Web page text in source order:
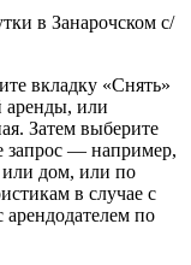
в Занарочском с/
вкладку «Снять»
аренды, или
Затем выберите
запрос — например,
или дом, или по
в случае с
по